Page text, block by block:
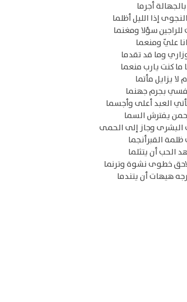
أجرما
إذا الليل أظلما
سؤلا ومغنما
عليّ ومنعما
وما قد تقدما
ما كنت يارب منعما
يزايل مأتما
بجرم جهنما
العبد أعلى وأجسما
يفترش السما
البشرى وجاز إلى الحمى
القبرأنجما
أن يتثلما
خطوى نشوة وترنما
هيهات أن يتندما